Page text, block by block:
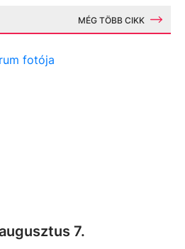
MÉG TÖBB CIKK
7.